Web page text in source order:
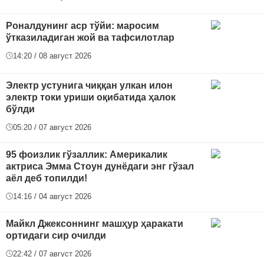
Роналдунинг аср тўйи: маросим
ўтказиладиган жой ва тафсилотлар
14:20 / 08 август 2026
Электр устунига чиққан улкан илон
электр токи уриши оқибатида ҳалок
бўлди
05:20 / 07 август 2026
95 фоизлик гўзаллик: Америкалик
актриса Эмма Стоун дунёдаги энг гўзал
аёл деб топилди!
14:16 / 04 август 2026
Майкл Джексоннинг машҳур ҳаракати
ортидаги сир очилди
22:42 / 07 август 2026